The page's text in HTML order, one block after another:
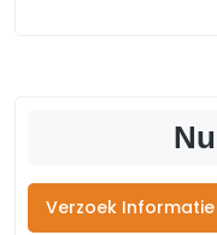
Nu
Verzoek